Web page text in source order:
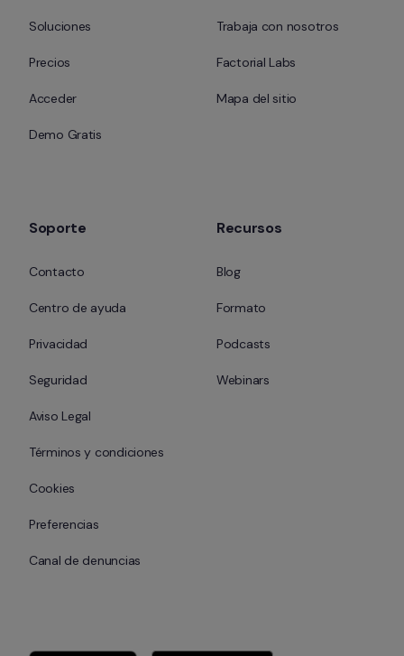
Soluciones
Precios
Acceder
Demo Gratis
Trabaja con nosotros
Factorial Labs
Mapa del sitio
Soporte
Contacto
Centro de ayuda
Privacidad
Seguridad
Aviso Legal
Términos y condiciones
Cookies
Preferencias
Canal de denuncias
Recursos
Blog
Formato
Podcasts
Webinars